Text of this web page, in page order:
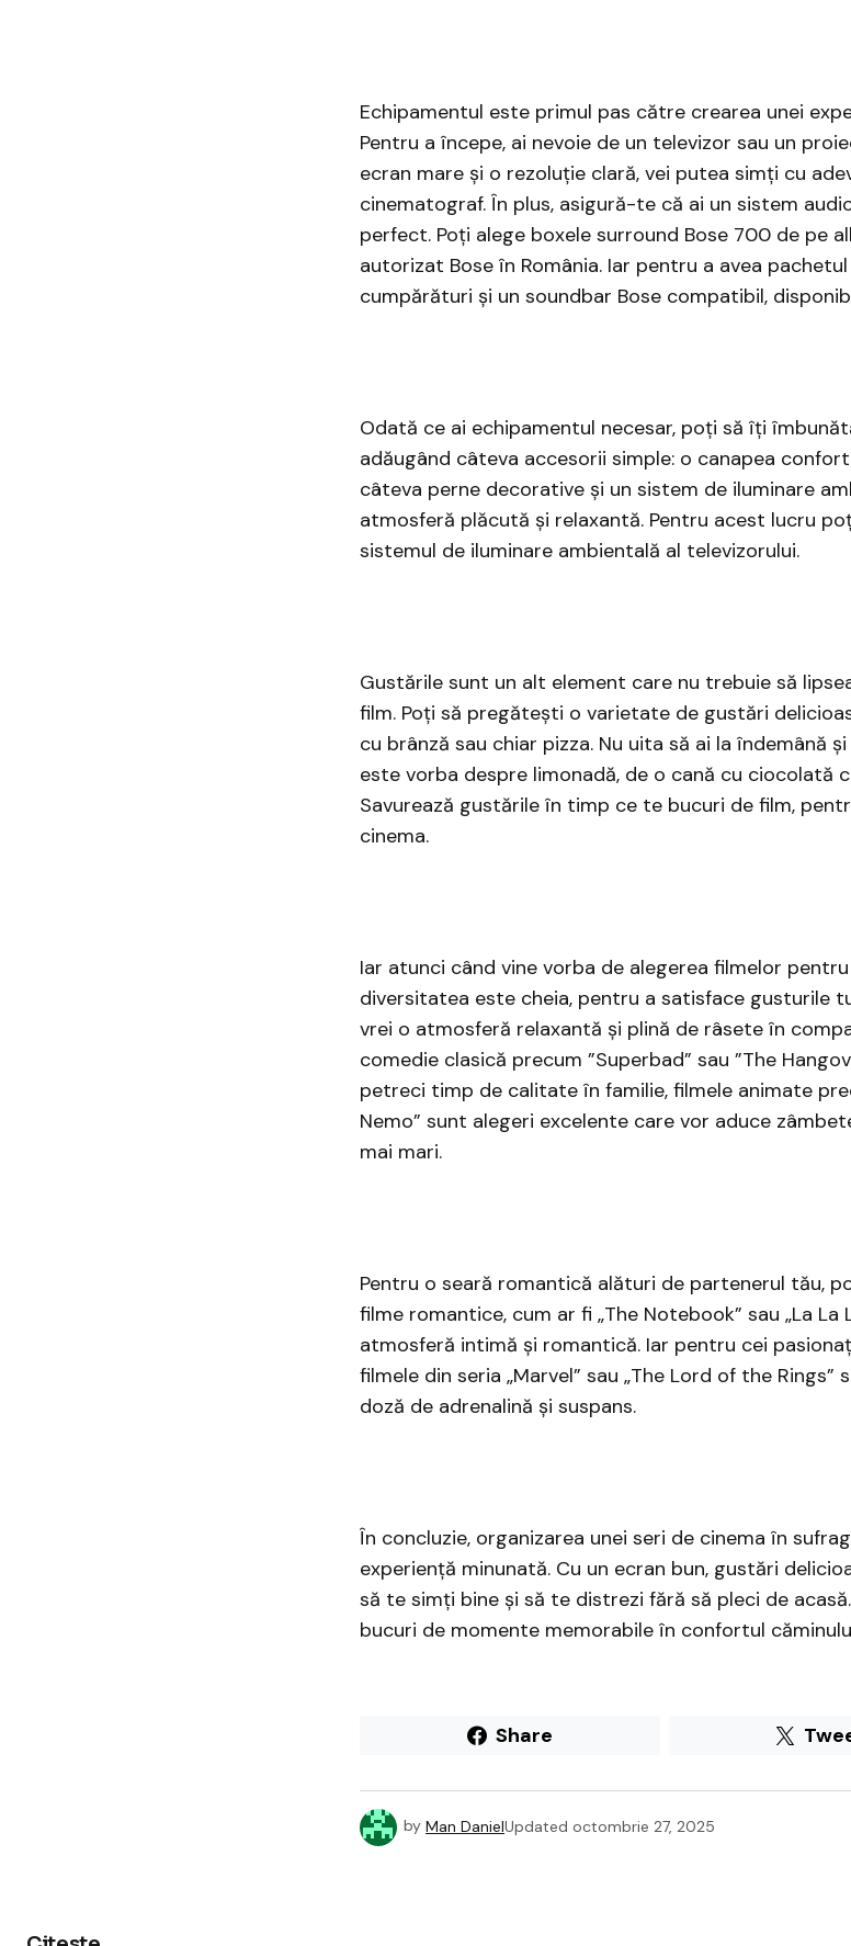
Echipamentul este primul pas către crearea unei
Pentru a începe, ai nevoie de un televizor sau un
ecran mare și o rezoluție clară, vei putea simți cu
cinematograf. În plus, asigură-te că ai un sistem
perfect. Poți alege boxele surround Bose 700 de pe
autorizat Bose în România. Iar pentru a avea
cumpărături și un soundbar Bose compatibil,
Odată ce ai echipamentul necesar, poți să îți
adăugând câteva accesorii simple: o canapea
câteva perne decorative și un sistem de iluminare
atmosferă plăcută și relaxantă. Pentru acest lucru
sistemul de iluminare ambientală al televizorului.
Gustările sunt un alt element care nu trebuie să
film. Poți să pregătești o varietate de gustări
cu brânză sau chiar pizza. Nu uita să ai la îndemână
este vorba despre limonadă, de o cană cu ciocolată
Savurează gustările în timp ce te bucuri de film,
cinema.
Iar atunci când vine vorba de alegerea filmelor
diversitatea este cheia, pentru a satisface gusturile
vrei o atmosferă relaxantă și plină de râsete în
comedie clasică precum ”Superbad” sau ”The
petreci timp de calitate în familie, filmele animate
Nemo” sunt alegeri excelente care vor aduce
mai mari.
Pentru o seară romantică alături de partenerul tău,
filme romantice, cum ar fi „The Notebook” sau „La La
atmosferă intimă și romantică. Iar pentru cei
filmele din seria „Marvel” sau „The Lord of the
doză de adrenalină și suspans.
În concluzie, organizarea unei seri de cinema în
experiență minunată. Cu un ecran bun, gustări
să te simți bine și să te distrezi fără să pleci de
bucuri de momente memorabile în confortul
Share
by Man DanielUpdated octombrie 27, 2025